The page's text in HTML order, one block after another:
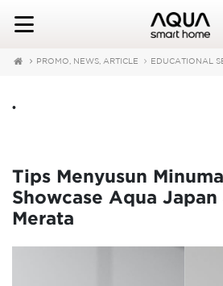
PROMO, NEWS, ARTICLE EDUCATIONAL
•
Tips Menyusun
Showcase Aqua
Merata